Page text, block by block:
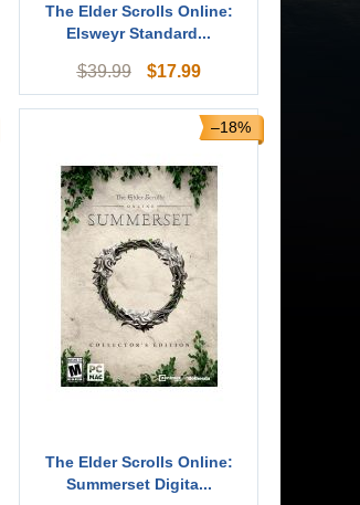
The Elder Scrolls Online:
Elsweyr Standard...
$39.99 $17.99
–18%
The Elder Scrolls Online:
Summerset Digita...